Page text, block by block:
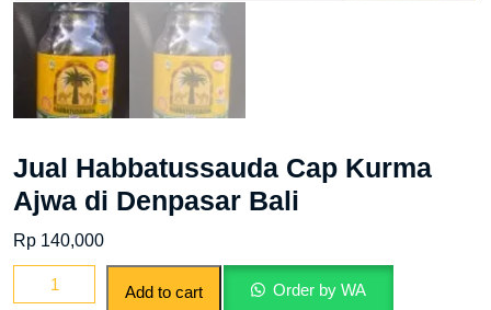
Jual Habbatussauda Cap Kurma
Ajwa di Denpasar Bali
Rp 140,000
Habbatussauda Add to cart Order by WA